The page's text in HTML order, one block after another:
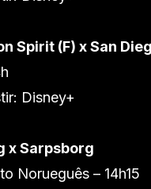
Spirit (F) x San
Disney+
x Sarpsborg
Norueguês – 14h15